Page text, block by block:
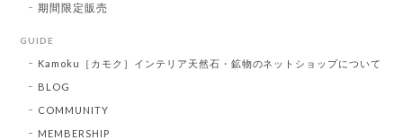
期間限定販売
GUIDE
Kamoku［カモク］インテリア天然石・鉱物のネットショップについて
BLOG
COMMUNITY
MEMBERSHIP